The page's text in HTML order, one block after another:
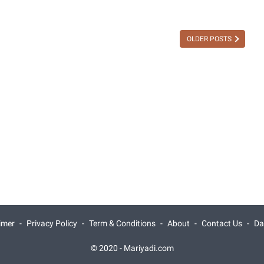
Semua
Instansi
Pembukaan
OLDER POSTS
Privacy Policy Term & Conditions About Contact Us
© 2020 - Mariyadi.com